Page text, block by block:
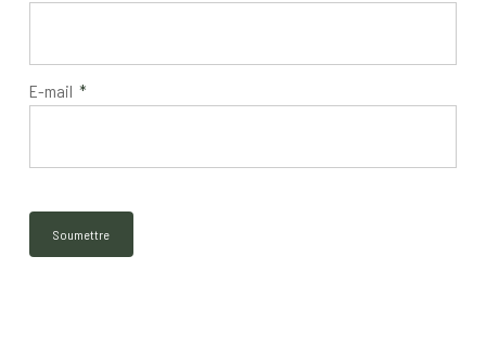
E-mail *